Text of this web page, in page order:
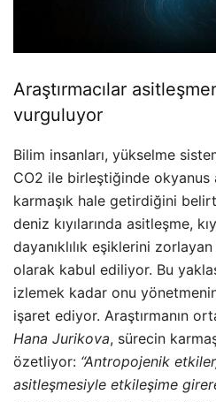
Araştırmacılar
vurguluyor
Bilim insanları, yükselme
CO2 ile birleştiğinde okyanus
karmaşık hale getirdiğini
deniz kıyılarında asitleşme,
dayanıklılık eşiklerini
olarak kabul ediliyor. Bu
izlemek kadar onu
işaret ediyor. Araştırmanın
Hana Jurikova, sürecin
özetliyor: “Antropojenik
asitleşmesiyle etkileşime